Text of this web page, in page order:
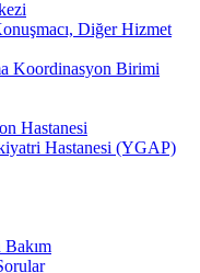
Diğer Hizmet
Koordinasyon Birimi
Hastanesi
Hastanesi (YGAP)